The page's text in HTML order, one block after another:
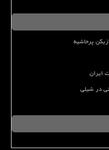
پرحاشیه
ایران
در شیلی